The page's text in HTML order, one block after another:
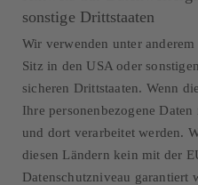
sonstige Drittstaaten
Wir verwenden unter
Sitz in den USA oder
sicheren Drittstaaten. Wenn
Ihre personenbezogene
und dort verarbeitet werden.
diesen Ländern kein mit der
Datenschutzniveau garantiert